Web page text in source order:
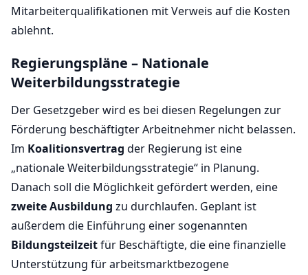
Mitarbeiterqualifikationen mit Verweis auf die Kosten
ablehnt.
Regierungspläne – Nationale
Weiterbildungsstrategie
Der Gesetzgeber wird es bei diesen Regelungen zur
Förderung beschäftigter Arbeitnehmer nicht belassen.
Im Koalitionsvertrag der Regierung ist eine
„nationale Weiterbildungsstrategie“ in Planung.
Danach soll die Möglichkeit gefördert werden, eine
zweite Ausbildung zu durchlaufen. Geplant ist
außerdem die Einführung einer sogenannten
Bildungsteilzeitfür Beschäftigte, die eine finanzielle
Unterstützung für arbeitsmarktbezogene